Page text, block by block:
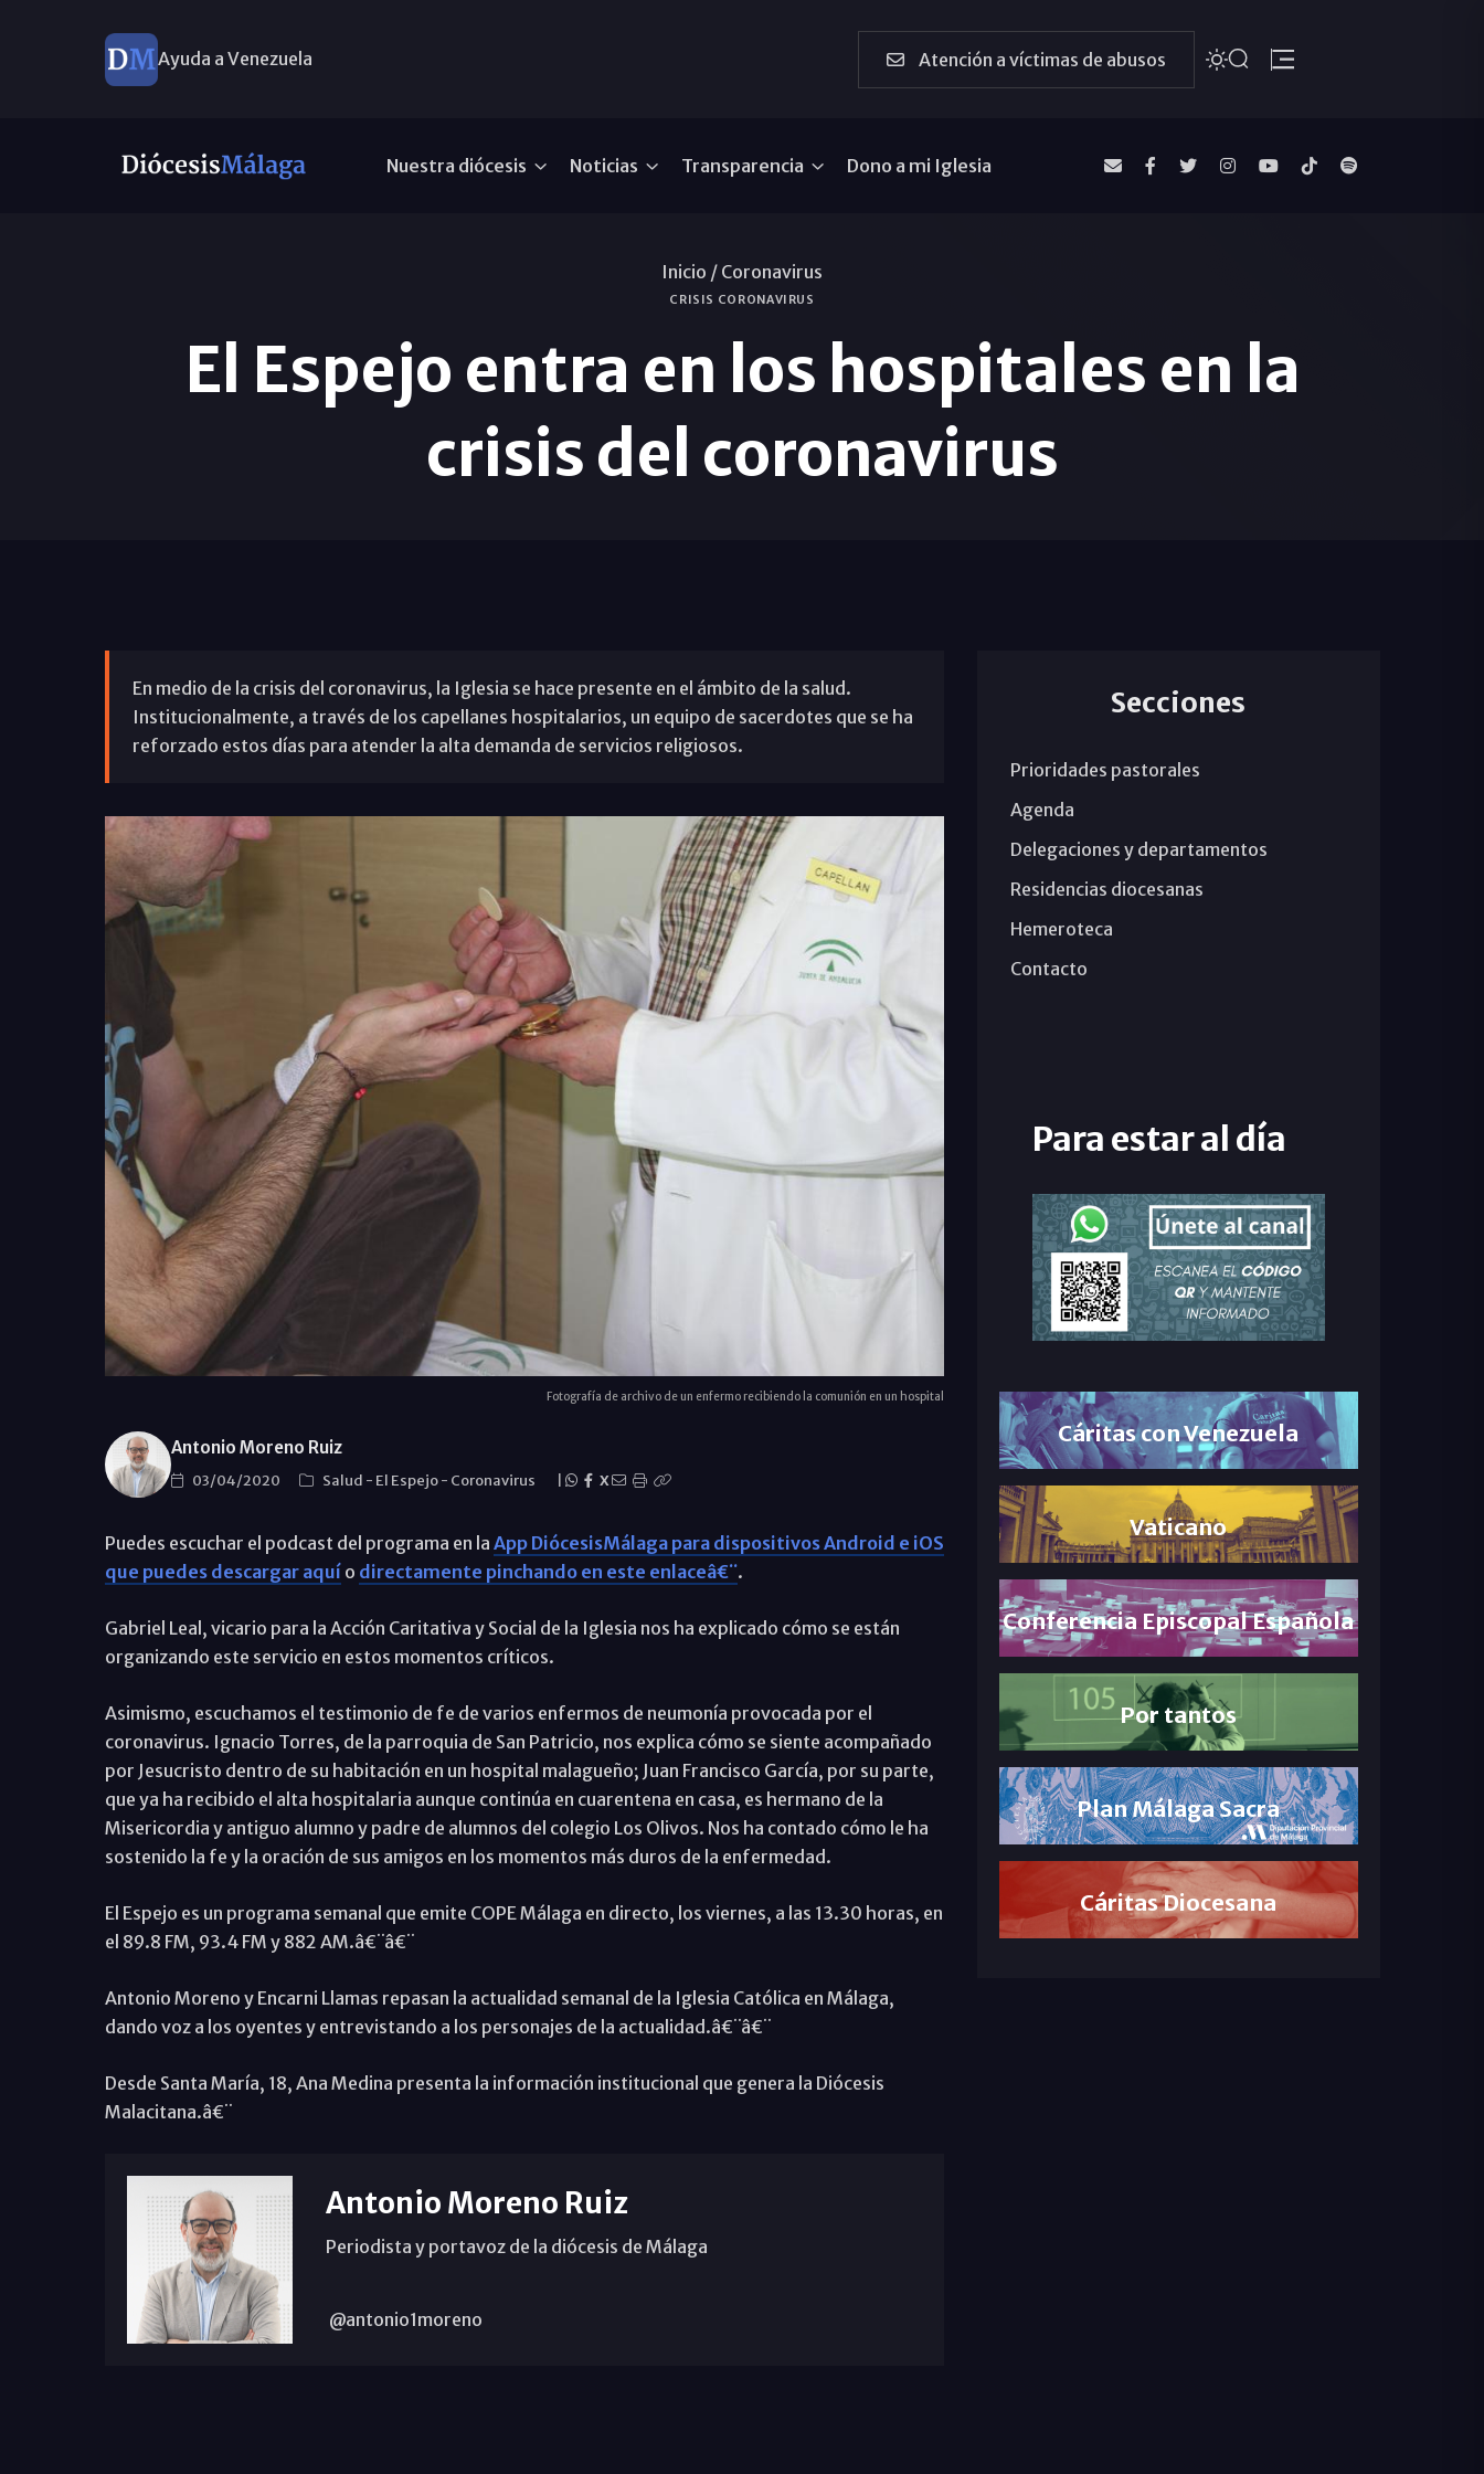
Ayuda a Venezuela Atención a víctimas de abusos
Nuestra diócesis Noticias Transparencia Dono a mi Iglesia
Inicio / Coronavirus
CRISIS CORONAVIRUS
El Espejo entra en los hospitales en la
crisis del coronavirus
En medio de la crisis del coronavirus, la Iglesia se hace presente en el ámbito de la salud.
Institucionalmente, a través de los capellanes hospitalarios, un equipo de sacerdotes que se ha
reforzado estos días para atender la alta demanda de servicios religiosos.
Fotografía de archivo de un enfermo recibiendo la comunión en un hospital
Antonio Moreno Ruiz
03/04/2020 Salud - El Espejo- Coronavirus X
Puedes escuchar el podcast del programa en la App DiócesisMálaga para dispositivos Android e iOS
que puedes descargar aquío directamente pinchando en este enlaceâ€¨.
Gabriel Leal, vicario para la Acción Caritativa y Social de la Iglesia nos ha explicado cómo se están
organizando este servicio en estos momentos críticos.
Asimismo, escuchamos el testimonio de fe de varios enfermos de neumonía provocada por el
coronavirus. Ignacio Torres, de la parroquia de San Patricio, nos explica cómo se siente acompañado
por Jesucristo dentro de su habitación en un hospital malagueño; Juan Francisco García, por su parte,
que ya ha recibido el alta hospitalaria aunque continúa en cuarentena en casa, es hermano de la
Misericordia y antiguo alumno y padre de alumnos del colegio Los Olivos. Nos ha contado cómo le ha
sostenido la fe y la oración de sus amigos en los momentos más duros de la enfermedad.
El Espejo es un programa semanal que emite COPE Málaga en directo, los viernes, a las 13.30 horas, en
el 89.8 FM, 93.4 FM y 882 AM.â€¨â€¨
Antonio Moreno y Encarni Llamas repasan la actualidad semanal de la Iglesia Católica en Málaga,
dando voz a los oyentes y entrevistando a los personajes de la actualidad.â€¨â€¨
Desde Santa María, 18, Ana Medina presenta la información institucional que genera la Diócesis
Malacitana.â€¨
Antonio Moreno Ruiz
Periodista y portavoz de la diócesis de Málaga
@antonio1moreno
Secciones
Prioridades pastorales
Agenda
Delegaciones y departamentos
Residencias diocesanas
Hemeroteca
Contacto
Para estar al día
Cáritas con Venezuela
Vaticano
Conferencia Episcopal Española
Por tantos
Plan Málaga Sacra
Cáritas Diocesana